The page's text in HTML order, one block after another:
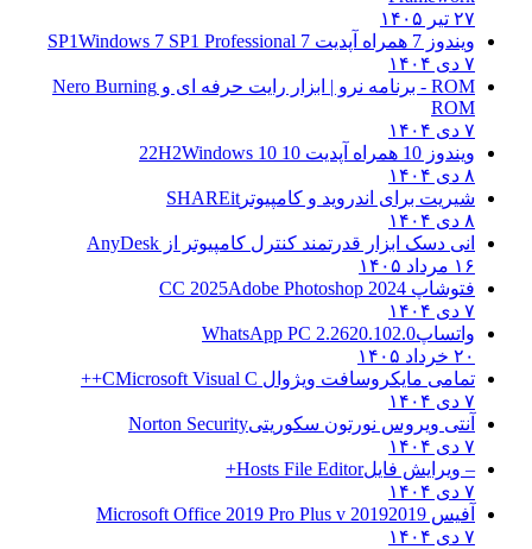
۲۷ تیر ۱۴۰۵
ویندوز 7 همراه آپدیت 7 SP1
Windows 7 SP1 Professional
۷ دی ۱۴۰۴
ROM - برنامه نرو | ابزار رایت حرفه ای و
Nero Burning
ROM
۷ دی ۱۴۰۴
ویندوز 10 همراه آپدیت 10 22H2
Windows 10
۸ دی ۱۴۰۴
شیریت برای اندروید و کامپیوتر SHAREit
۸ دی ۱۴۰۴
انی دسک ابزار قدرتمند کنترل کامپیوتر از AnyDesk
۱۶ مرداد ۱۴۰۵
فتوشاپ CC 2025 Adobe Photoshop 2024
۷ دی ۱۴۰۴
واتساپWhatsApp PC 2.2620.102.0
۲۰ خرداد ۱۴۰۵
تمامی مایکروسافت ویژوال C Microsoft Visual C++
۷ دی ۱۴۰۴
آنتی ویروس نورتون سکوریتیNorton Security
۷ دی ۱۴۰۴
– ویرایش فایلHosts File Editor+
۷ دی ۱۴۰۴
آفیس 2019 2019 Microsoft Office 2019 Pro Plus v
۷ دی ۱۴۰۴